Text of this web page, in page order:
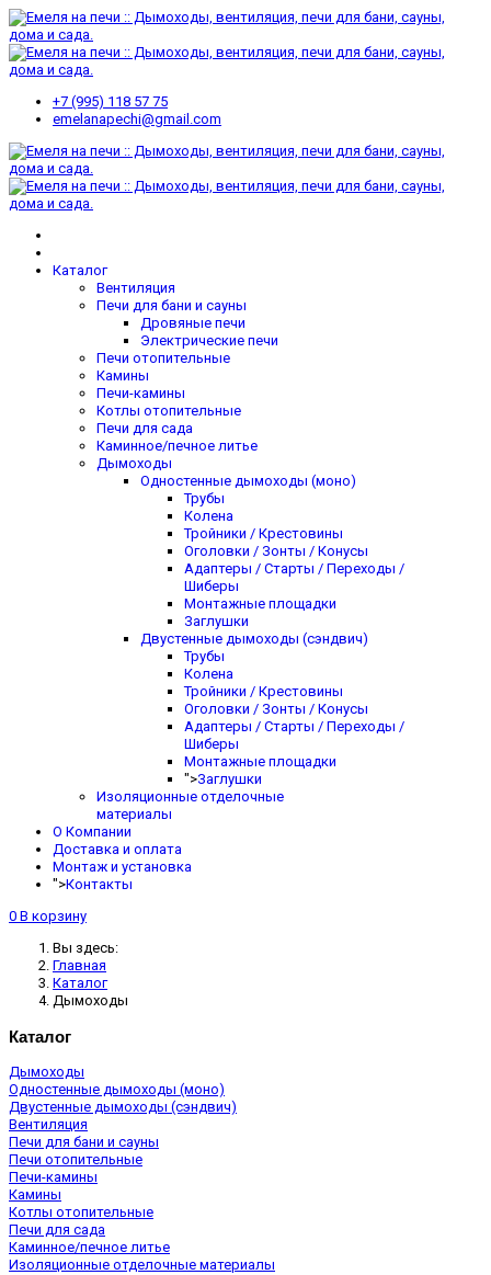
+7 (995) 118 57 75
emelanapechi@gmail.com
Каталог
Вентиляция
Печи для бани и сауны
Дровяные печи
Электрические печи
Печи отопительные
Камины
Печи-камины
Котлы отопительные
Печи для сада
Каминное/печное литье
Дымоходы
Одностенные дымоходы (моно)
Трубы
Колена
Тройники / Крестовины
Оголовки / Зонты / Конусы
Адаптеры / Старты / Переходы /
Шиберы
Монтажные площадки
Заглушки
Двустенные дымоходы (сэндвич)
Трубы
Колена
Тройники / Крестовины
Оголовки / Зонты / Конусы
Адаптеры / Старты / Переходы /
Шиберы
Монтажные площадки
">Заглушки
Изоляционные отделочные
материалы
О Компании
Доставка и оплата
Монтаж и установка
">Контакты
0 В корзину
Вы здесь:
Главная
Каталог
Дымоходы
Каталог
Дымоходы
Одностенные дымоходы (моно)
Двустенные дымоходы (сэндвич)
Вентиляция
Печи для бани и сауны
Печи отопительные
Печи-камины
Камины
Котлы отопительные
Печи для сада
Каминное/печное литье
Изоляционные отделочные материалы